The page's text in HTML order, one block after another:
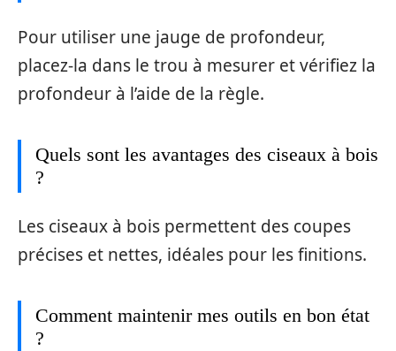
Pour utiliser une jauge de profondeur,
placez-la dans le trou à mesurer et vérifiez la
profondeur à l’aide de la règle.
Quels sont les avantages des ciseaux à bois
?
Les ciseaux à bois permettent des coupes
précises et nettes, idéales pour les finitions.
Comment maintenir mes outils en bon état
?